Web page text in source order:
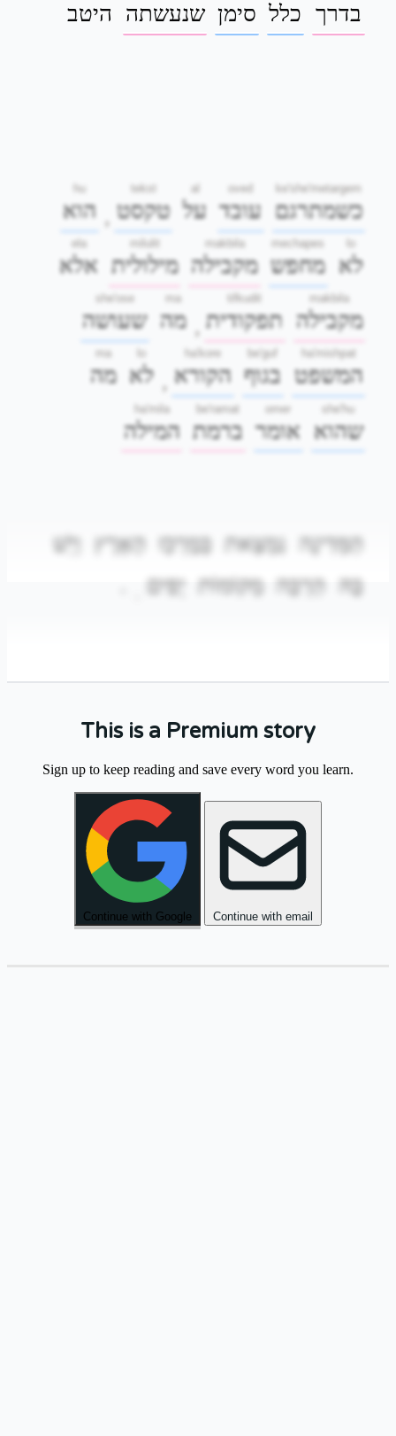
בדרך כלל סימן שנעשתה היטב
ke'she'metargem
כשמתרגם
oved
עובד
al
על
tekst
טקסט ,
hu
הוא
lo
לא
mechapes
מחפש
makbila
מקבילה
milulit
מילולית
ela
אלא
makbila
מקבילה
tifkudit
תפקודית ,
ma
מה
she'ose
שעושה
ha'mishpat
המשפט
be'guf
בגוף
ha'kore
הקורא ,
lo
לא
ma
מה
she'hu
שהוא
omer
אומר
be'ramat
ברמת
ha'mila
המילה
הַמְּדִינָה נִמְצֵאת בְּמֶרְכַּז הָאָרֶץ
וְיֵשׁ
בָּהּ הַרְבֵּה מְקוֹמוֹת יָפִים
בַּבֹּקֶר הָלַכְנוּ לַשּׁוּק הַגָּדוֹל וְקָנִינוּ
פֵּרוֹת טְרִיִּים .
.
This is a Premium story
Sign up to keep reading and save every word you learn.
Continue with Google Continue with email